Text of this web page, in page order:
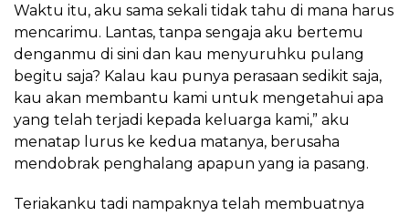
Waktu itu, aku sama sekali tidak tahu di mana harus
mencarimu. Lantas, tanpa sengaja aku bertemu
denganmu di sini dan kau menyuruhku pulang
begitu saja? Kalau kau punya perasaan sedikit saja,
kau akan membantu kami untuk mengetahui apa
yang telah terjadi kepada keluarga kami,” aku
menatap lurus ke kedua matanya, berusaha
mendobrak penghalang apapun yang ia pasang.
Teriakanku tadi nampaknya telah membuatnya